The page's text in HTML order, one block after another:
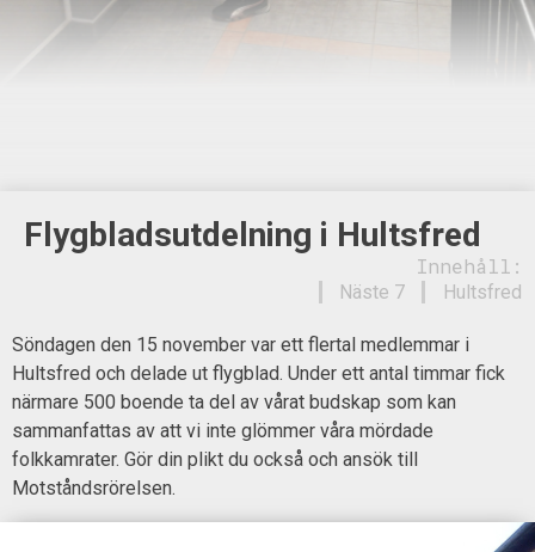
Flygbladsutdelning i Hultsfred
Innehåll:
Hultsfred
Näste 7
Söndagen den 15 november var ett flertal medlemmar i
Hultsfred och delade ut flygblad. Under ett antal timmar fick
närmare 500 boende ta del av vårat budskap som kan
sammanfattas av att vi inte glömmer våra mördade
folkkamrater. Gör din plikt du också och ansök till
Motståndsrörelsen.